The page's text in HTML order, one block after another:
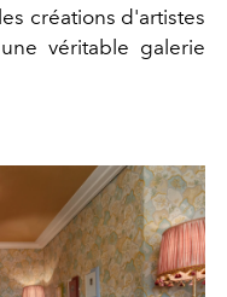
créations d'artistes
véritable galerie